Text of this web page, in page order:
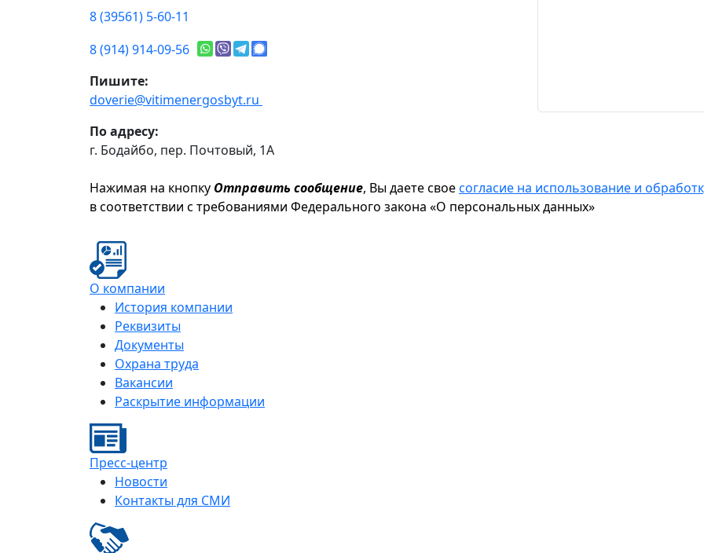
8 (39561) 5-60-11
8 (914) 914-09-56
Пишите:
doverie@vitimenergosbyt.ru
По адресу:
г. Бодайбо, пер. Почтовый, 1А
Нажимая на кнопку Отправить сообщение, Вы даете своесогласие на использование и
в соответствии с требованиями Федерального закона «О персональных данных»
О компании
История компании
Реквизиты
Документы
Охрана труда
Вакансии
Раскрытие информации
Пресс-центр
Новости
Контакты для СМИ